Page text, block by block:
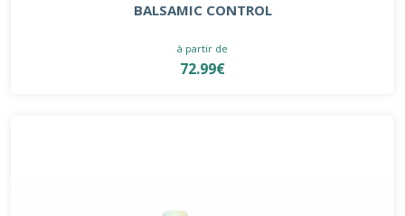
BALSAMIC CONTROL
à partir de
72.99€